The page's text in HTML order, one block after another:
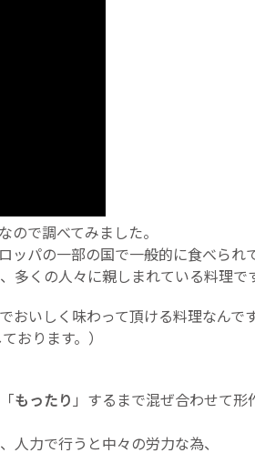
ので調べてみました。
ッパの一部の国で一般的に食べられ
多くの人々に親しまれている料理で
おいしく味わって頂ける料理なんで
おります。）
もったり 」するまで混ぜ合わせて形
人力で行うと中々の労力な為、